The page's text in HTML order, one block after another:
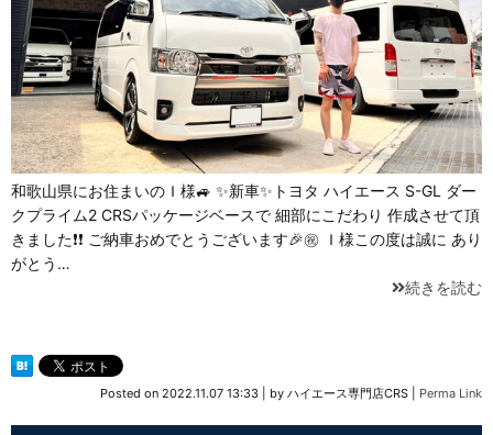
和歌山県にお住まいのＩ様🚙 ✨新車✨トヨタ ハイエース S-GL ダー
クプライム2 CRSパッケージベースで 細部にこだわり 作成させて頂
きました❗❗ ご納車おめでとうございます🎉㊗️ Ｉ様この度は誠に あり
がとう…
続きを読む
Posted on 2022.11.07 13:33 by ハイエース専門店CRS Perma Link